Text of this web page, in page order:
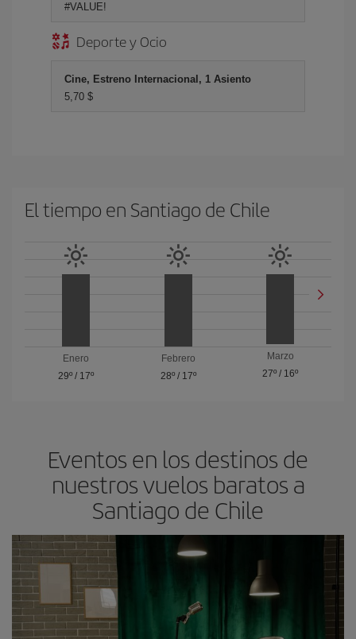
#VALUE!
Deporte y Ocio
Cine, Estreno Internacional, 1 Asiento
5,70 $
El tiempo en Santiago de Chile
Enero
29º/ 17º
Febrero
28º/ 17º
Marzo
27º / 16º
Eventos en los destinos de
nuestros vuelos baratos a
Santiago de Chile